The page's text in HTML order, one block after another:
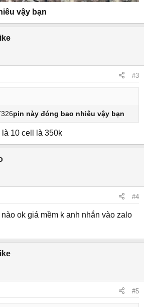
vậy bạn
#3
pin này đóng bao nhiêu vậy bạn
10 cell là 350k
#4
ok giá mềm k anh nhắn vào zalo
#5